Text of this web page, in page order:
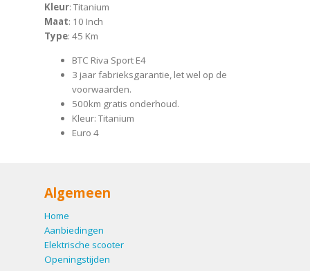
Kleur: Titanium
Maat: 10 Inch
Type: 45 Km
BTC Riva Sport E4
3 jaar fabrieksgarantie, let wel op de
voorwaarden.
500km gratis onderhoud.
Kleur: Titanium
Euro 4
Algemeen
Home
Aanbiedingen
Elektrische scooter
Openingstijden